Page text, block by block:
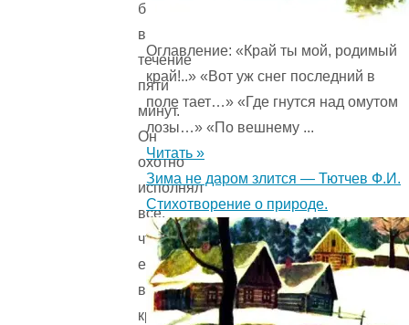
бы
в
течение
пяти
минут.
Он
охотно
исполнял
все,
что
ему
велели,
кроме
Оглавление: «Край ты мой, родимый
край!..» «Вот уж снег последний в
поле тает…» «Где гнутся над омутом
лозы…» «По вешнему ...
Читать »
Зима не даром злится — Тютчев Ф.И.
Стихотворение о природе.